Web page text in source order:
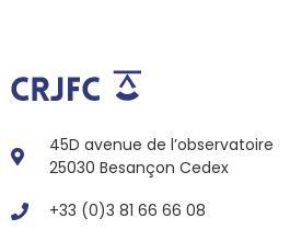
45D avenue de l’observatoire
25030 Besançon Cedex
+33 (0)3 81 66 66 08